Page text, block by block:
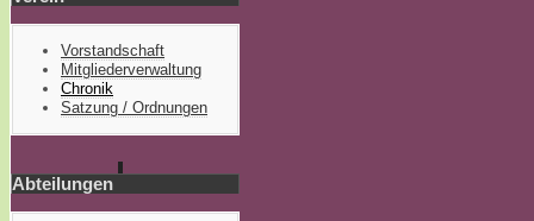
Vorstandschaft
Mitgliederverwaltung
Chronik
Satzung / Ordnungen
Abteilungen